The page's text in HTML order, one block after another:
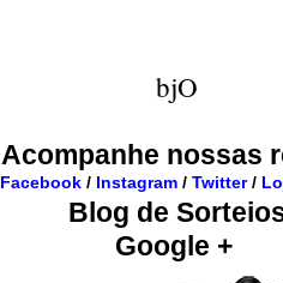
bjO
Acompanhe nossas
Facebook / Instagram / Twitter/
Blog de
Google +